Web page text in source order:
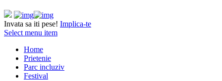
Invata sa iti pese! Implica-te
Select menu item
Home
Prietenie
Parc incluziv
Festival